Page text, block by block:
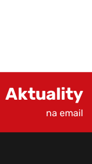
Aktuality
na email